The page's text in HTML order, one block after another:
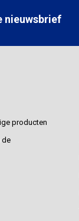
nieuwsbrief
producten
de